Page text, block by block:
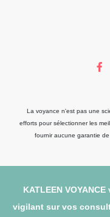
La voyance n'est pas une
efforts pour sélectionner les
fournir aucune garantie
KATLEEN
vigilant sur vos